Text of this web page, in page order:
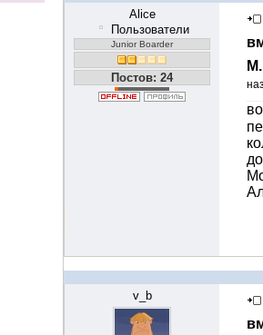
Alice
Пользователи
Junior Boarder
Постов: 24
v_b